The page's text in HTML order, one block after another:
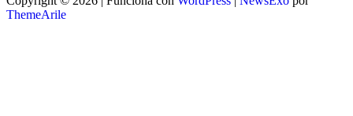
ThemeArile